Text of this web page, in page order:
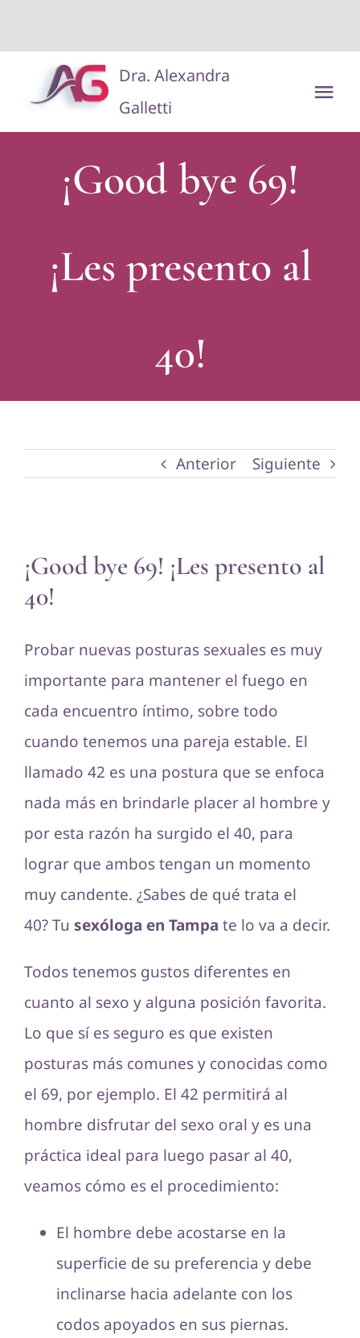
contenido
Dra. Alexandra
Galletti
¡Good bye 69!
¡Les presento al
40!
Anterior Siguiente
imagen
más
¡Good bye 69! ¡Les presento al
40!
Probar nuevas posturas sexuales es muy
importante para mantener el fuego en
cada encuentro íntimo, sobre todo
cuando tenemos una pareja estable. El
llamado 42 es una postura que se enfoca
nada más en brindarle placer al hombre y
por esta razón ha surgido el 40, para
lograr que ambos tengan un momento
muy candente. ¿Sabes de qué trata el
40? Tu sexóloga en Tampa te lo va a decir.
Todos tenemos gustos diferentes en
cuanto al sexo y alguna posición favorita.
Lo que sí es seguro es que existen
posturas más comunes y conocidas como
el 69, por ejemplo. El 42 permitirá al
hombre disfrutar del sexo oral y es una
práctica ideal para luego pasar al 40,
veamos cómo es el procedimiento:
El hombre debe acostarse en la
superficie de su preferencia y debe
inclinarse hacia adelante con los
codos apoyados en sus piernas.